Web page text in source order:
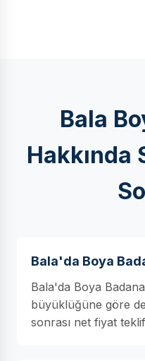
Bala
Hakkında
Bala'da Boya
Bala'da Boya
büyüklüğüne göre
sonrası net fiyat